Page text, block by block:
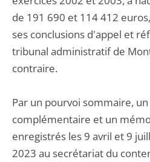
de 191 690 et 114 412
ses conclusions d'appel et
tribunal administratif de
contraire.
Par un pourvoi sommaire,
complémentaire et un
enregistrés les 9 avril et 9
2023 au secrétariat du